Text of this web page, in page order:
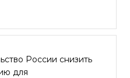
России снизить
для